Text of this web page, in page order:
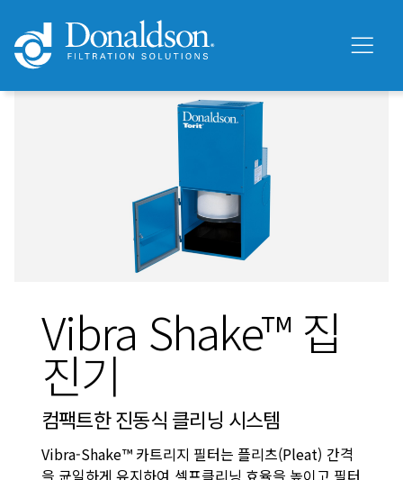
Vibra Shake™ 집
진기
컴팩트한 진동식 클리닝 시스템
Vibra-Shake™ 카트리지 필터는 플리츠(Pleat) 간격
을 균일하게 유지하여 셀프클리닝 효율을 높이고 필터